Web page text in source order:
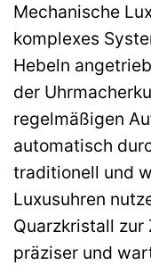
Mechanische
komplexes
Hebeln
der
regelmäßigen
automatisch
traditionell und
Luxusuhren
Quarzkristall
präziser und